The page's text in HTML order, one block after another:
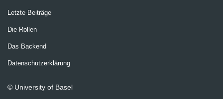
Letzte Beiträge
Die Rollen
Das Backend
Datenschutzerklärung
© University of Basel